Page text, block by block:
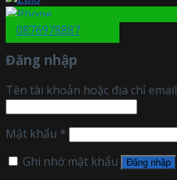
0876978887
Đăng nhập
Tên tài khoản hoặc địa chỉ email
Mật khẩu *
Ghi nhớ mật khẩu
Đăng nhập